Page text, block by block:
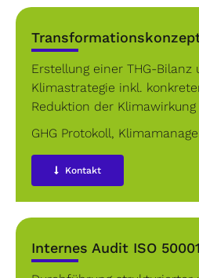
Erstellung einer THG-
Klimastrategie inkl.
Reduktion der Klimawirkung
GHG Protokoll,
Kontakt
Internes Audit ISO 50001